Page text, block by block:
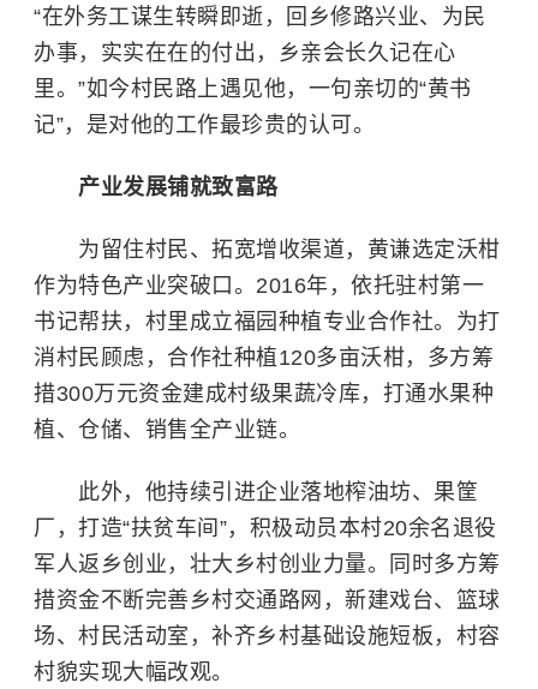
“在外务工谋生转瞬即逝，回乡修路兴业、为民
办事，实实在在的付出，乡亲会长久记在心
里。”如今村民路上遇见他，一句亲切的“黄书
记”，是对他的工作最珍贵的认可。
产业发展铺就致富路
为留住村民、拓宽增收渠道，黄谦选定沃柑
作为特色产业突破口。2016年，依托驻村第一
书记帮扶，村里成立福园种植专业合作社。为打
消村民顾虑，合作社种植120多亩沃柑，多方筹
措300万元资金建成村级果蔬冷库，打通水果种
植、仓储、销售全产业链。
此外，他持续引进企业落地榨油坊、果筐
厂，打造“扶贫车间”，积极动员本村20余名退役
军人返乡创业，壮大乡村创业力量。同时多方筹
措资金不断完善乡村交通路网，新建戏台、篮球
场、村民活动室，补齐乡村基础设施短板，村容
村貌实现大幅改观。